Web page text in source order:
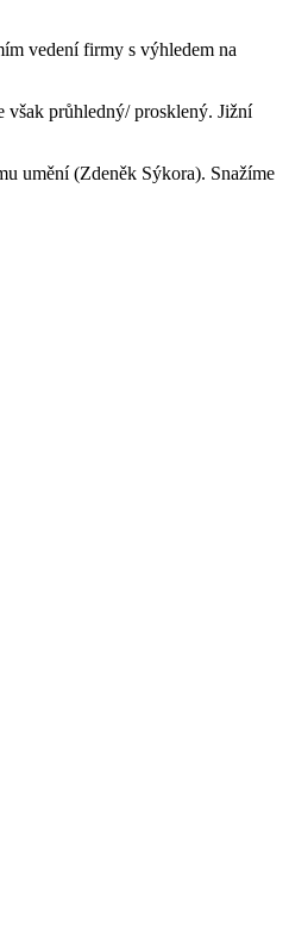
vedení firmy s výhledem na
však průhledný/ prosklený. Jižní
umění (Zdeněk Sýkora). Snažíme